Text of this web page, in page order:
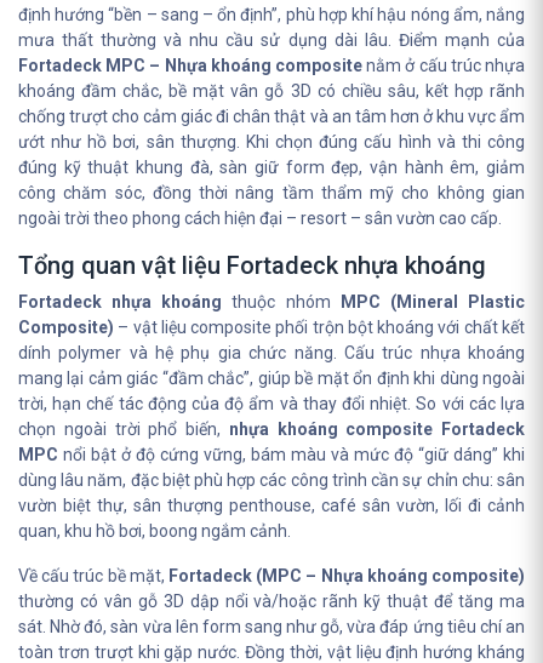
định hướng “bền – sang – ổn định”, phù hợp khí hậu nóng ẩm, nắng
mưa thất thường và nhu cầu sử dụng dài lâu. Điểm mạnh của
Fortadeck MPC – Nhựa khoáng compositenằm ở cấu trúc nhựa
khoáng đầm chắc, bề mặt vân gỗ 3D có chiều sâu, kết hợp rãnh
chống trượt cho cảm giác đi chân thật và an tâm hơn ở khu vực ẩm
ướt như hồ bơi, sân thượng. Khi chọn đúng cấu hình và thi công
đúng kỹ thuật khung đà, sàn giữ form đẹp, vận hành êm, giảm
công chăm sóc, đồng thời nâng tầm thẩm mỹ cho không gian
ngoài trời theo phong cách hiện đại – resort – sân vườn cao cấp.
Tổng quan vật liệu Fortadeck nhựa khoáng
Fortadeck nhựa khoáng thuộc nhóm
MPC (Mineral Plastic
Composite) – vật liệu composite phối trộn bột khoáng với chất kết
dính polymer và hệ phụ gia chức năng. Cấu trúc nhựa khoáng
mang lại cảm giác “đầm chắc”, giúp bề mặt ổn định khi dùng ngoài
trời, hạn chế tác động của độ ẩm và thay đổi nhiệt. So với các lựa
chọn ngoài trời phổ biến, nhựa khoáng composite Fortadeck
MPC nổi bật ở độ cứng vững, bám màu và mức độ “giữ dáng” khi
dùng lâu năm, đặc biệt phù hợp các công trình cần sự chỉn chu: sân
vườn biệt thự, sân thượng penthouse, café sân vườn, lối đi cảnh
quan, khu hồ bơi, boong ngắm cảnh.
Về cấu trúc bề mặt, Fortadeck (MPC – Nhựa khoáng composite)
thường có vân gỗ 3D dập nổi và/hoặc rãnh kỹ thuật để tăng ma
sát. Nhờ đó, sàn vừa lên form sang như gỗ, vừa đáp ứng tiêu chí an
toàn trơn trượt khi gặp nước. Đồng thời, vật liệu định hướng kháng